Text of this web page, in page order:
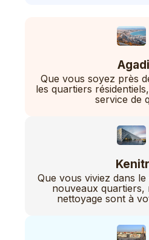
Que vous soyez près
les quartiers
service de
Que vous viviez dans
nouveaux quartiers,
nettoyage sont à